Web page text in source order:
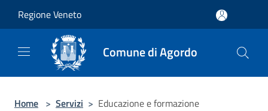
Regione Veneto
Comune di Agordo
Home > Servizi > Educazione e formazione